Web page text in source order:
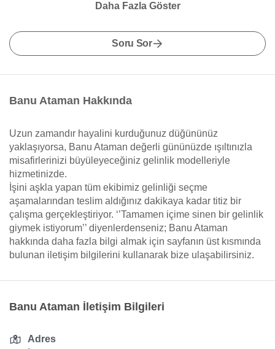
Daha Fazla Göster
Soru Sor
Banu Ataman Hakkında
Uzun zamandır hayalini kurduğunuz düğününüz
yaklaşıyorsa, Banu Ataman değerli gününüzde ışıltınızla
misafirlerinizi büyüleyeceğiniz gelinlik modelleriyle
hizmetinizde.
İşini aşkla yapan tüm ekibimiz gelinliği seçme
aşamalarından teslim aldığınız dakikaya kadar titiz bir
çalışma gerçekleştiriyor. ‘’Tamamen içime sinen bir gelinlik
giymek istiyorum’’ diyenlerdenseniz; Banu Ataman
hakkında daha fazla bilgi almak için sayfanın üst kısmında
bulunan iletişim bilgilerini kullanarak bize ulaşabilirsiniz.
Banu Ataman İletişim Bilgileri
Adres